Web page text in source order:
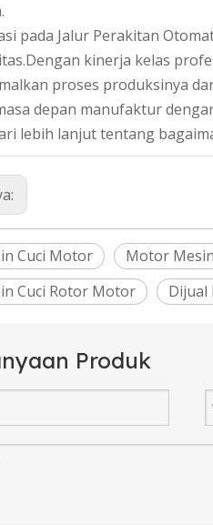
pada Jalur Perakitan
kinerja kelas
proses produksinya
depan manufaktur
lebih lanjut tentang
Cuci Motor Motor
Cuci Rotor Motor
Dijual
Produk